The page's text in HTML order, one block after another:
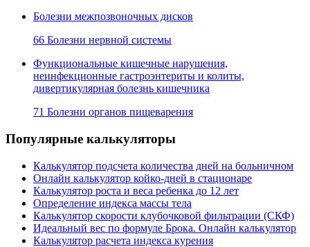
Болезни межпозвоночных дисков
66 Болезни нервной системы
Функциональные кишечные нарушения,
неинфекционные гастроэнтериты и колиты,
дивертикулярная болезнь кишечника
71 Болезни органов пищеварения
Популярные калькуляторы
Калькулятор подсчета количества дней на больничном
Онлайн калькулятор койко-дней в стационаре
Калькулятор роста и веса ребенка до 12 лет
Определение индекса массы тела
Калькулятор скорости клубочковой фильтрации (СКФ)
Идеальный вес по формуле Брока. Онлайн калькулятор
Калькулятор расчета индекса курения